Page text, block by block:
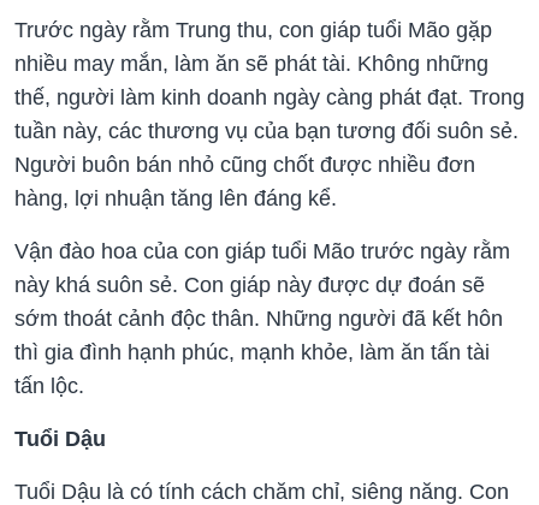
Trước ngày rằm Trung thu, con giáp tuổi Mão gặp
nhiều may mắn, làm ăn sẽ phát tài. Không những
thế, người làm kinh doanh ngày càng phát đạt. Trong
tuần này, các thương vụ của bạn tương đối suôn sẻ.
Người buôn bán nhỏ cũng chốt được nhiều đơn
hàng, lợi nhuận tăng lên đáng kể.
Vận đào hoa của con giáp tuổi Mão trước ngày rằm
này khá suôn sẻ. Con giáp này được dự đoán sẽ
sớm thoát cảnh độc thân. Những người đã kết hôn
thì gia đình hạnh phúc, mạnh khỏe, làm ăn tấn tài
tấn lộc.
Tuổi Dậu
Tuổi Dậu là có tính cách chăm chỉ, siêng năng. Con